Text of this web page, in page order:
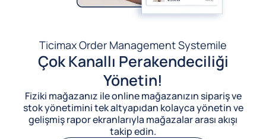
Ticimax Order Management Systemile
Çok Kanallı Perakendeciliği
Yönetin!
Fiziki mağazanız ile online mağazanızın sipariş ve
stok yönetimini tek altyapıdan kolayca yönetin ve
gelişmiş rapor ekranlarıyla mağazalar arası akışı
takip edin.